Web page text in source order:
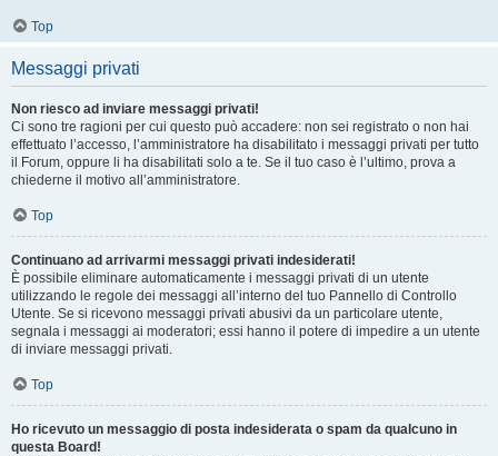
Top
Messaggi privati
Non riesco ad inviare messaggi privati!
Ci sono tre ragioni per cui questo può accadere: non sei registrato o non hai
effettuato l’accesso, l’amministratore ha disabilitato i messaggi privati per tutto
il Forum, oppure li ha disabilitati solo a te. Se il tuo caso è l’ultimo, prova a
chiederne il motivo all’amministratore.
Top
Continuano ad arrivarmi messaggi privati indesiderati!
È possibile eliminare automaticamente i messaggi privati ​​di un utente
utilizzando le regole dei messaggi all’interno del tuo Pannello di Controllo
Utente. Se si ricevono messaggi privati ​​abusivi da un particolare utente,
segnala i messaggi ai moderatori; essi hanno il potere di impedire a un utente
di inviare messaggi privati​​.
Top
Ho ricevuto un messaggio di posta indesiderata o spam da qualcuno in
questa Board!